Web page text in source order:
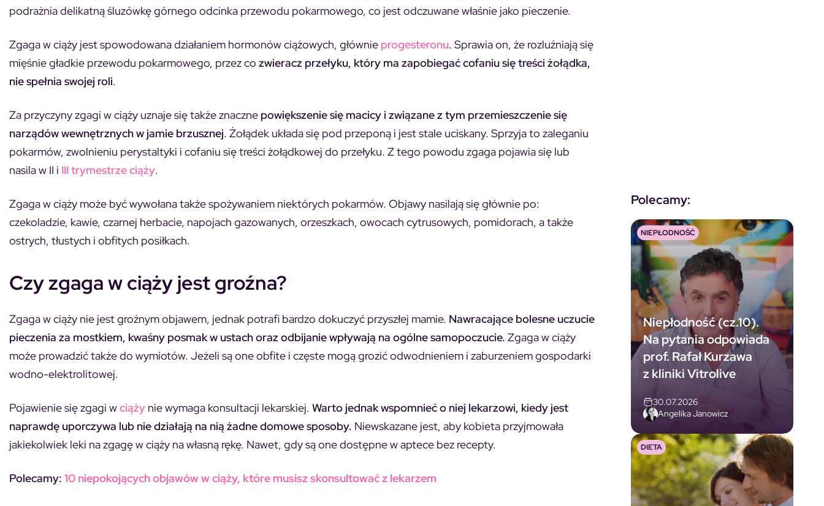
podrażnia delikatną śluzówkę górnego odcinka przewodu pokarmowego, co jest odczuwane właśnie jako pieczenie.
Zgaga w ciąży jest spowodowana działaniem hormonów ciążowych, głównie progesteronu. Sprawia on, że rozluźniają się
mięśnie gładkie przewodu pokarmowego, przez co zwieracz przełyku, który ma zapobiegać cofaniu się treści żołądka,
nie spełnia swojej roli.
Za przyczyny zgagi w ciąży uznaje się także znaczne powiększenie się macicy i związane z tym przemieszczenie się
narządów wewnętrznych w jamie brzusznej. Żołądek układa się pod przeponą i jest stale uciskany. Sprzyja to zaleganiu
pokarmów, zwolnieniu perystaltyki i cofaniu się treści żołądkowej do przełyku. Z tego powodu zgaga pojawia się lub
nasila w II i III trymestrze ciąży.
Zgaga w ciąży może być wywołana także spożywaniem niektórych pokarmów. Objawy nasilają się głównie po:
czekoladzie, kawie, czarnej herbacie, napojach gazowanych, orzeszkach, owocach cytrusowych, pomidorach, a także
ostrych, tłustych i obfitych posiłkach.
Czy zgaga w ciąży jest groźna?
Zgaga w ciąży nie jest groźnym objawem, jednak potrafi bardzo dokuczyć przyszłej mamie. Nawracające bolesne uczucie
pieczenia za mostkiem, kwaśny posmak w ustach oraz odbijanie wpływają na ogólne samopoczucie. Zgaga w ciąży
może prowadzić także do wymiotów. Jeżeli są one obfite i częste mogą grozić odwodnieniem i zaburzeniem gospodarki
wodno-elektrolitowej.
Pojawienie się zgagi wciąży nie wymaga konsultacji lekarskiej. Warto jednak wspomnieć o niej lekarzowi, kiedy jest
naprawdę uporczywa lub nie działają na nią żadne domowe sposoby. Niewskazane jest, aby kobieta przyjmowała
jakiekolwiek leki na zgagę w ciąży na własną rękę. Nawet, gdy są one dostępne w aptece bez recepty.
Polecamy: 10 niepokojących objawów w ciąży, które musisz skonsultować z lekarzem
Polecamy:
Niepłodność (cz.10).
Na pytania odpowiada
prof. Rafał Kurzawa
z kliniki Vitrolive
30.07.2026
Angelika Janowicz
NIEPŁODNOŚĆ
DIETA